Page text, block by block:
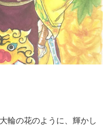
輪の花のように、輝かし